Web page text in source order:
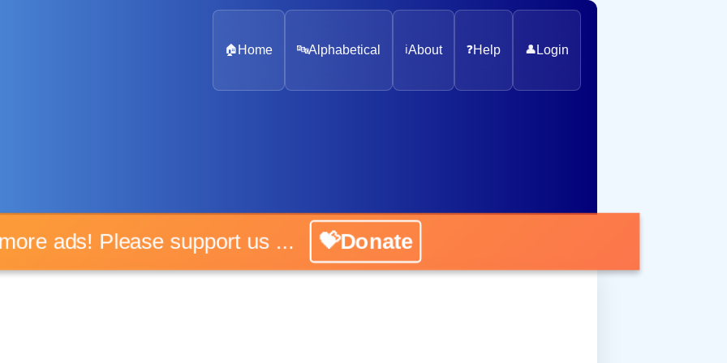
🏠 Home 🔤Alphabetical ℹ️About ❓Help 👤 Login
ads! Please support us ... 💝Donate